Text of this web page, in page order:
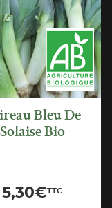
Bleu De
Solaise Bio
5,30€TTC
APERÇU
RAPIDE